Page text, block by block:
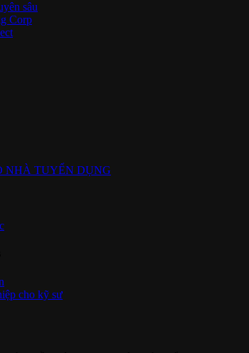
sâu
Corp
NHÀ TUYỂN DỤNG
cho kỹ sư